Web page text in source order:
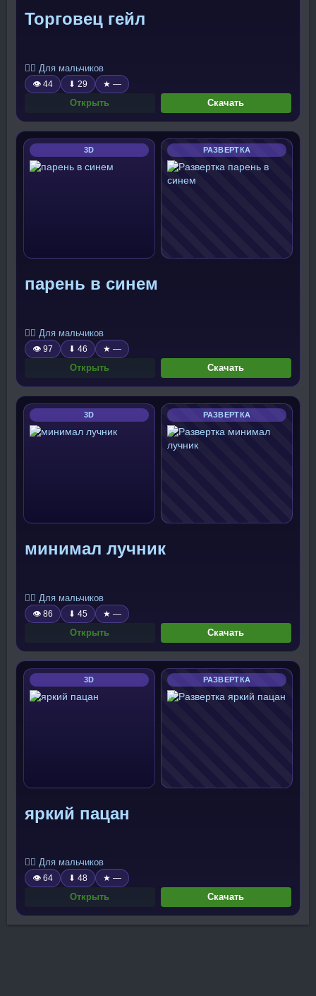
Торговец гейл
🧍‍♂️ Для мальчиков
👁 44 ⬇ 29 ★ —
Открыть Скачать
3D РАЗВЕРТКА
парень в синем
🧍‍♂️ Для мальчиков
👁 97 ⬇ 46 ★ —
Открыть Скачать
3D РАЗВЕРТКА
минимал лучник
🧍‍♂️ Для мальчиков
👁 86 ⬇ 45 ★ —
Открыть Скачать
3D РАЗВЕРТКА
яркий пацан
🧍‍♂️ Для мальчиков
👁 64 ⬇ 48 ★ —
Открыть Скачать